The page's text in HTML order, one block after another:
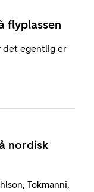
flyplassen
det egentlig er
nordisk
Tokmanni,